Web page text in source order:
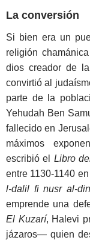
La conversión
Si bien era un
religión
dios creador de
convirtió al
parte de la
Yehudah Ben
fallecido en
máximos
escribió el Libro
entre 1130-1140
l-dalil fi nusr al-
emprende una
El Kuzarí, Halevi
jázaros— quien